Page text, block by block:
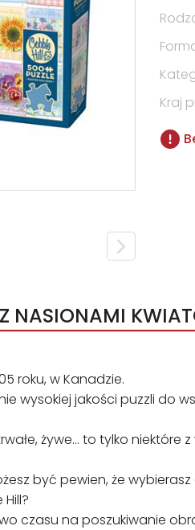
Kraj
NASIONAMI
roku, w Kanadzie.
wysokiej jakości puzzli do
żywe… to tylko
być pewien, że
czasu na poszukiwanie